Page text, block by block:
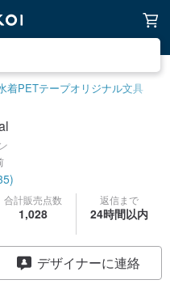
着PETテープオリジナル文具
合計販売点数
1,028
返信まで
24時間以内
デザイナーに連絡